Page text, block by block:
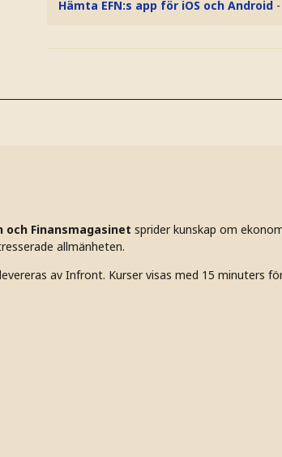
Hämta EFN:s app för iOS och Android
och Finansmagasinet sprider kunskap om
allmänheten.
av Infront. Kurser visas med 15 minuters